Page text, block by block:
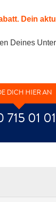
Dein
Deines
DICH HIER AN
01 01